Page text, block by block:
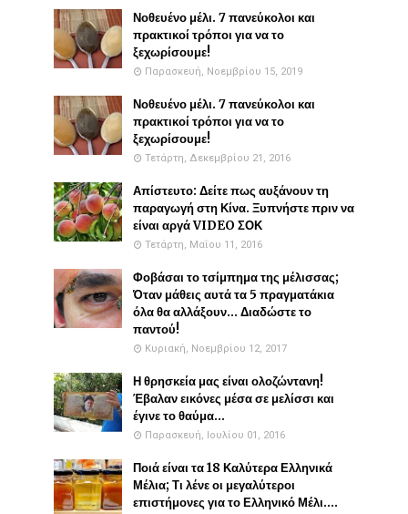
Νοθευένο μέλι. 7 πανεύκολοι και
πρακτικοί τρόποι για να το
ξεχωρίσουμε!
Παρασκευή, Νοεμβρίου 15, 2019
Νοθευένο μέλι. 7 πανεύκολοι και
πρακτικοί τρόποι για να το
ξεχωρίσουμε!
Τετάρτη, Δεκεμβρίου 21, 2016
Απίστευτο: Δείτε πως αυξάνουν τη
παραγωγή στη Κίνα. Ξυπνήστε πριν να
είναι αργά VIDEO ΣΟΚ
Τετάρτη, Μαΐου 11, 2016
Φοβάσαι το τσίμπημα της μέλισσας;
Όταν μάθεις αυτά τα 5 πραγματάκια
όλα θα αλλάξουν... Διαδώστε το
παντού!
Κυριακή, Νοεμβρίου 12, 2017
Η θρησκεία μας είναι ολοζώντανη!
Έβαλαν εικόνες μέσα σε μελίσσι και
έγινε το θαύμα...
Παρασκευή, Ιουλίου 01, 2016
Ποιά είναι τα 18 Καλύτερα Ελληνικά
Μέλια; Τι λένε οι μεγαλύτεροι
επιστήμονες για το Ελληνικό Μέλι....